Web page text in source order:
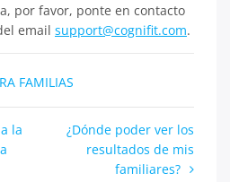
por favor, ponte en contacto
email support@cognifit.com.
FAMILIAS
la
¿Dónde poder ver los
resultados de mis
familiares?